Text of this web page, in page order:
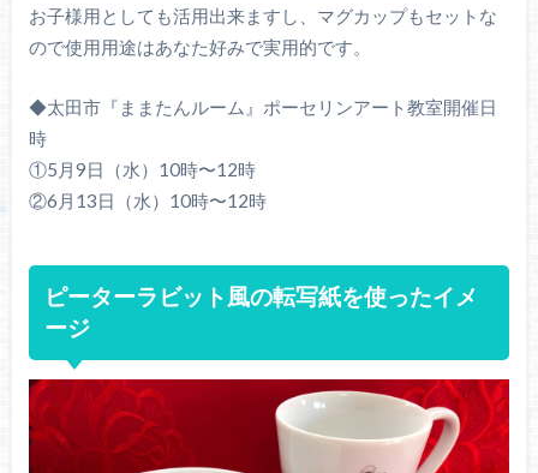
お子様用としても活用出来ますし、マグカップもセットな
ので使用用途はあなた好みで実用的です。
◆太田市『ままたんルーム』ポーセリンアート教室開催日
時
①5月9日（水）10時〜12時
②6月13日（水）10時〜12時
ピーターラビット風の転写紙を使ったイメ
ージ